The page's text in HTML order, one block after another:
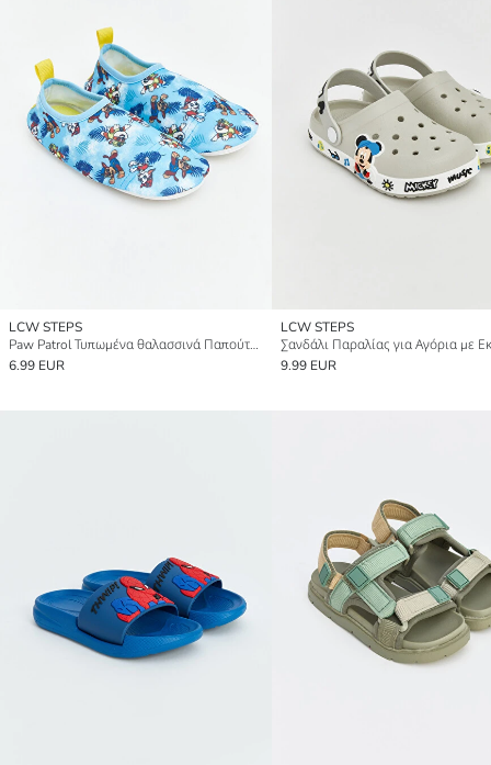
LCW STEPS
Paw Patrol Τυπωμένα θαλασσινά Παπούτσια για αγόρια
6.99 EUR
LCW STEPS
9.99 EUR